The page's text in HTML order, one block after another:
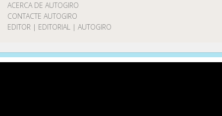
ACERCA DE AUTOGIRO
CONTACTE AUTOGIRO
EDITOR | EDITORIAL | AUTOGIRO